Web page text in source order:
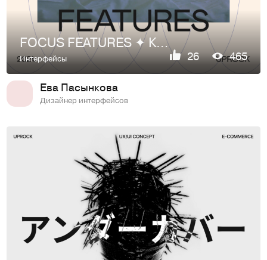
FOCUS FEATURES ✦ Корпоративный сайт
Интерфейсы 26 465
Ева Пасынкова
Дизайнер интерфейсов